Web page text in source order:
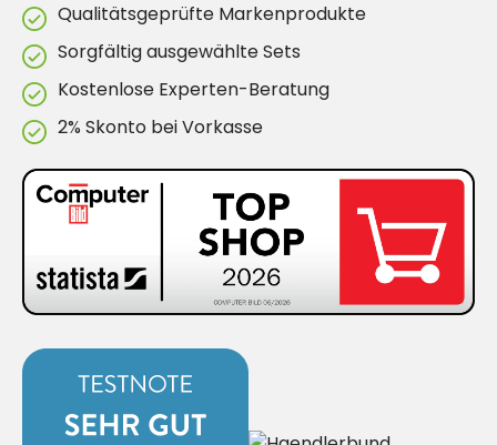
Qualitätsgeprüfte Markenprodukte
Sorgfältig ausgewählte Sets
Kostenlose Experten-Beratung
2% Skonto bei Vorkasse